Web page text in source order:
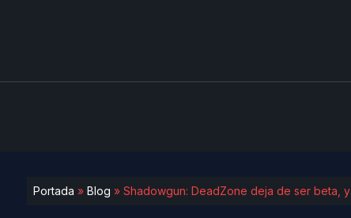
Portada » Blog » Shadowgun: DeadZone deja de ser beta,